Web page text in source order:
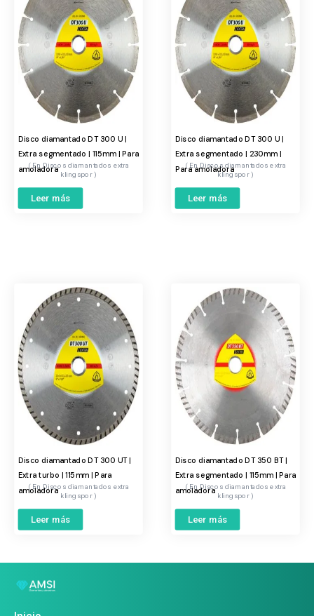
Disco diamantado DT 300 U |
Extra segmentado | 115mm | Para
amoladoraDiscos diamantados extra
klingspor
Leer más
Disco diamantado DT 300 U |
Extra segmentado | 230mm |
Para amoladora
Discos diamantados extra
klingspor
Leer más
Disco diamantado DT 300 UT |
Extra turbo | 115mm | Para
amoladoraDiscos diamantados extra
klingspor
Leer más
Disco diamantado DT 350 BT |
Extra segmentado | 115mm | Para
amoladoraDiscos diamantados extra
klingspor
Leer más